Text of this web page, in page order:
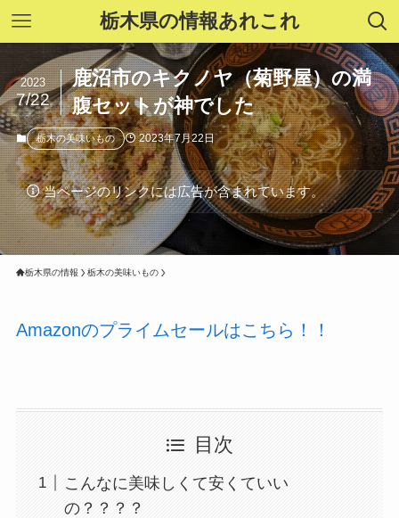
栃木県の情報あれこれ
鹿沼市のキクノヤ（菊野屋）の満
腹セットが神でした
2023
7/22
栃木の美味いもの 2023年7月22日
当ページのリンクには広告が含まれています。
栃木県の情報 栃木の美味いもの
Amazonのプライムセールはこちら！！
目次
こんなに美味しくて安くていい
の？？？？